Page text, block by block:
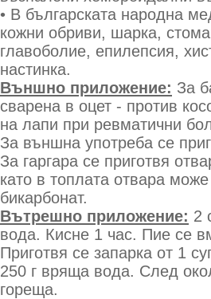
• В българската народна
кожни обриви, шарка,
главоболие, епилепсия,
настинка.
Външно приложение: За
сварена в оцет - против
на лапи при ревматични
За външна употреба се
За гаргара се приготвя
като в топлата отвара
бикарбонат.
Вътрешно приложение: 2
вода. Кисне 1 час. Пие се
Приготвя се запарка от 1
250 г вряща вода. След
гореща.